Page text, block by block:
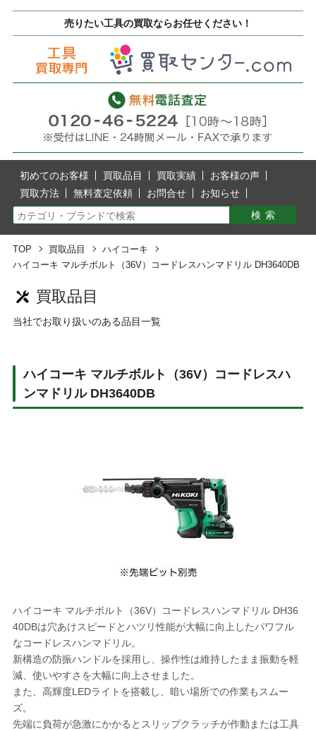
売りたい工具の買取ならお任せください！
初めてのお客様 買取品目 買取実績
お客様の声
買取方法
無料査定依頼 お問合せ お知らせ
TOP 買取品目
ハイコーキ
ハイコーキ マルチボルト（36V）コードレスハンマドリル DH3640DB
買取品目
当社でお取り扱いのある品目一覧
ハイコーキ マルチボルト（36V）コードレスハ
ンマドリル DH3640DB
ハイコーキ マルチボルト（36V）コードレスハンマドリル DH36
40DBは穴あけスピードとハツリ性能が大幅に向上したパワフル
なコードレスハンマドリル。
新構造の防振ハンドルを採用し、操作性は維持したまま振動を軽
減、使いやすさを大幅に向上させました。
また、高輝度LEDライトを搭載し、暗い場所での作業もスムー
ズ。
先端に負荷が急激にかかるとスリップクラッチが作動または工具